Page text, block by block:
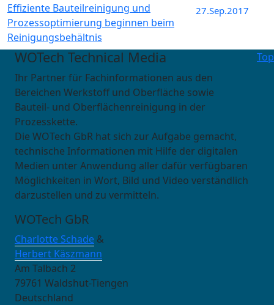
27.Sep.2017
Effiziente Bauteilreinigung und
Prozessoptimierung beginnen beim
Reinigungsbehältnis
Top
WOTech Technical Media
Ihr Partner für Fachinformationen aus den
Bereichen Werkstoff und Oberfläche sowie
Bauteil- und Oberflächenreinigung in der
Prozesskette.
Die WOTech GbR hat sich zur Aufgabe gemacht,
technische Informationen mit Hilfe der digitalen
Medien unter Anwendung aller dafür verfügbaren
Möglichkeiten in Wort, Bild und Video verständlich
darzustellen und zu vermitteln.
WOTech GbR
Charlotte Schade &
Herbert Käszmann
Am Talbach 2
79761 Waldshut-Tiengen
Deutschland